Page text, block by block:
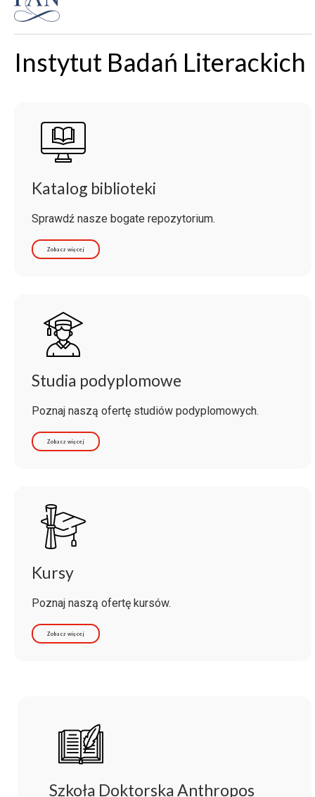
Instytut Badań Literackich
Katalog biblioteki
Sprawdź nasze bogate repozytorium.
Zobacz więcej
Studia podyplomowe
Poznaj naszą ofertę studiów podyplomowych.
Zobacz więcej
Kursy
Poznaj naszą ofertę kursów.
Zobacz więcej
Szkoła Doktorska Anthropos